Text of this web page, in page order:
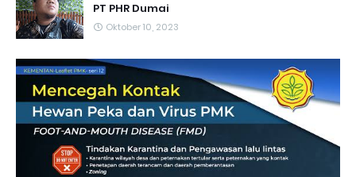
PT PHR Dumai
Oktober 10, 2023